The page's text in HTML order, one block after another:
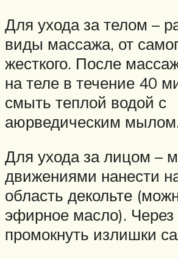
Для ухода за телом –
виды массажа, от
жесткого. После
на теле в течение 40
смыть теплой водой с
аюрведическим мылом.
Для ухода за лицом –
движениями нанести
область декольте
эфирное масло).
промокнуть излишки